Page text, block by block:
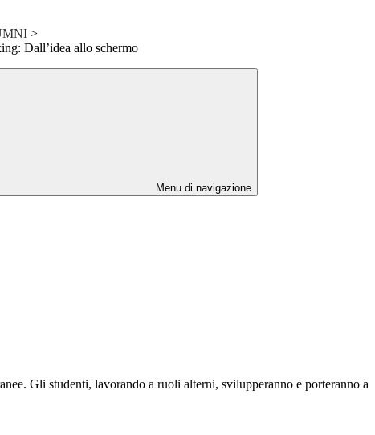
>
Dall’idea allo schermo
Menu di navigazione
Gli studenti, lavorando a ruoli alterni, svilupperanno e porteranno a